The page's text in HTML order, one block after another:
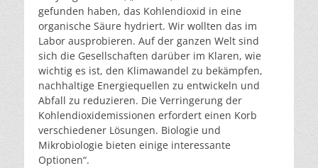
gefunden haben, das Kohlendioxid in eine
organische Säure hydriert. Wir wollten das im
Labor ausprobieren. Auf der ganzen Welt sind
sich die Gesellschaften darüber im Klaren, wie
wichtig es ist, den Klimawandel zu bekämpfen,
nachhaltige Energiequellen zu entwickeln und
Abfall zu reduzieren. Die Verringerung der
Kohlendioxidemissionen erfordert einen Korb
verschiedener Lösungen. Biologie und
Mikrobiologie bieten einige interessante
Optionen“.